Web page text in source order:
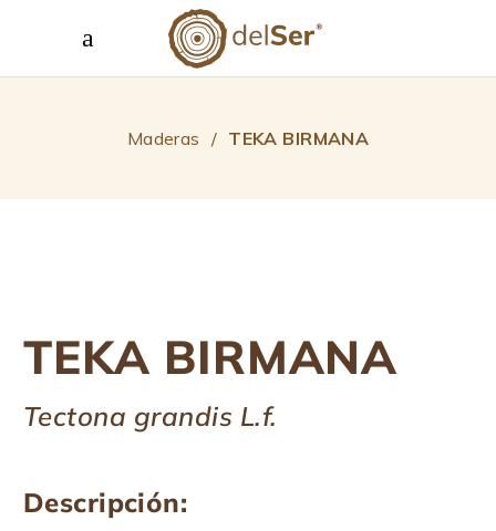
Maderas / TEKA BIRMANA
TEKA BIRMANA
Tectona grandis L.f.
Descripción: